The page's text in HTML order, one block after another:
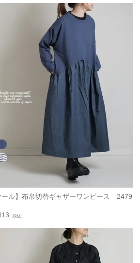
ール】布帛切替ギャザーワンピース 2479
（税込）